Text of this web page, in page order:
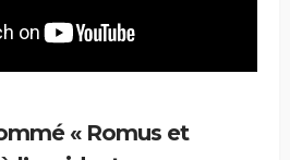
« Romus et